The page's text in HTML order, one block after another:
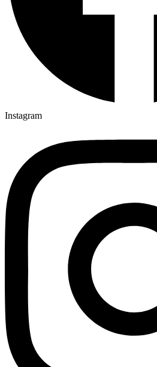
Instagram